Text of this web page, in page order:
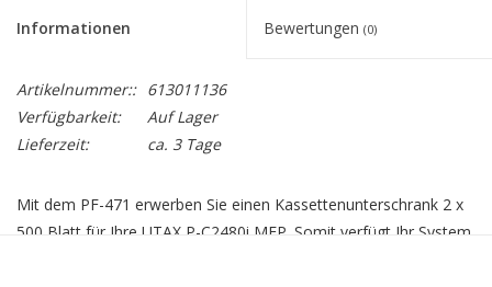
Informationen Bewertungen (0)
Artikelnummer:: 613011136
Verfügbarkeit:
Auf Lager
Lieferzeit:
ca. 3 Tage
Mit dem PF-471 erwerben Sie einen Kassettenunterschrank 2 x
500 Blatt für Ihre UTAX P-C2480i MFP. Somit verfügt Ihr System